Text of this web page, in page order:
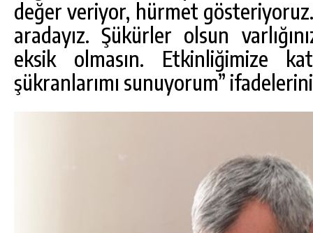
değer veriyor, hürmet
aradayız. Şükürler olsun
eksik olmasın. Etkinliğimize
şükranlarımı sunuyorum”